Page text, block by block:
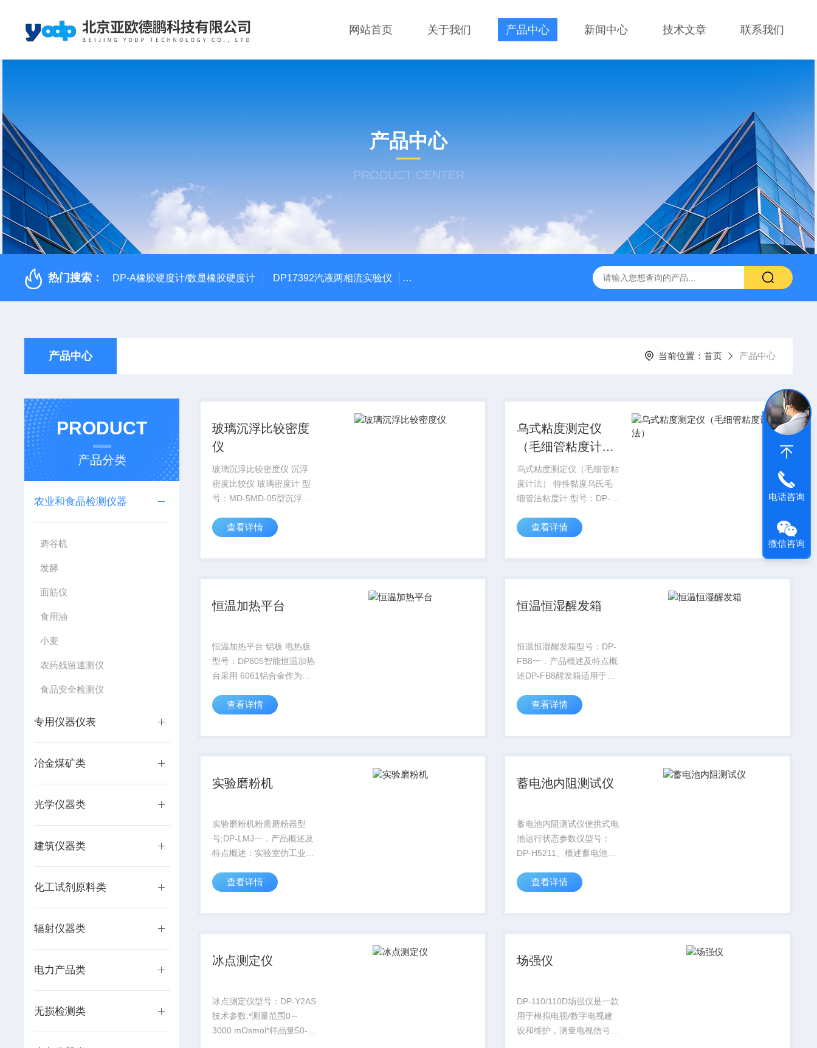
网站首页 关于我们 产品中心 新闻中心 技术文章 联系我们
产品中心
PRODUCT CENTER
热门搜索： DP-A橡胶硬度计/数显橡胶硬度计 DP17392汽液两相流实验仪 DP/DH807A光磁共振系统DP/DH807A DP-BCGY-1便携式测仪/测仪 DP-DFYF-109ZS
产品中心 当前位置： 首页 产品中心
PRODUCT
产品分类
农业和食品检测仪器
砻谷机
发酵
面筋仪
食用油
小麦
农药残留速测仪
食品安全检测仪
专用仪器仪表
冶金煤矿类
光学仪器类
建筑仪器类
化工试剂原料类
辐射仪器类
电力产品类
无损检测类
玻璃沉浮比较密度
仪
玻璃沉浮比较密度仪 沉浮
密度比较仪 玻璃密度计 型
号：MD-5MD-05型沉浮比
-3.3g/cm3的玻璃或其他无
于测定陶瓷或已知气孔率的
查看详情
乌式粘度测定仪
（毛细管粘度计
法）
乌式粘度测定仪（毛细管粘
度计法） 特性黏度乌氏毛
细管法粘度计 型号：DP-
品粘度控制温度 25～100℃
数显PID温控仪控...
查看详情
恒温加热平台
恒温加热平台 铝板 电热板
型号：DP805智能恒温加热
台采用 6061铝合金作为发
高。广泛应用于化学实验，
查看详情
恒温恒湿醒发箱
恒温恒湿醒发箱型号：DP-
FB8一．产品概述及特点概
述DP-FB8醒发箱适用于将
度和湿度下进行醒发；亦可
程。
查看详情
实验磨粉机
实验磨粉机粉质磨粉器型
号;DP-LMJ一．产品概述及
特点概述：实验室仿工业制
实验提供样品
查看详情
蓄电池内阻测试仪
蓄电池内阻测试仪便携式电
池运行状态参数仪型号：
DP-H5211、概述蓄电池导
池运行状态参数的数字存储
该仪表通过在线测试，能显
查看详情
冰点测定仪
冰点测定仪型号：DP-Y2AS
技术参数:*测量范围0～
3000 mOsmol*样品量50-
场强仪
DP-110/110D场强仪是一款
用于模拟电视/数字电视建
设和维护，测量电视信号电
电话咨询
微信咨询